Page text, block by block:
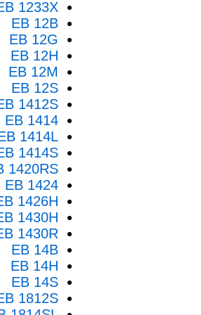
1233X
EB 12B
EB 12G
EB 12H
EB 12M
EB 12S
1412S
EB 1414
1414L
1414S
1420RS
EB 1424
1426H
1430H
1430R
EB 14B
EB 14H
EB 14S
1812S